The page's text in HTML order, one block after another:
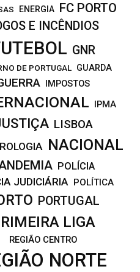
ENERGIA FC PORTO
E INCÊNDIOS
GNR
DE PORTUGAL GUARDA
IMPOSTOS
IPMA
LISBOA
NACIONAL
POLÍCIA
JUDICIÁRIA POLÍTICA
PORTUGAL
LIGA
REGIÃO CENTRO
NORTE